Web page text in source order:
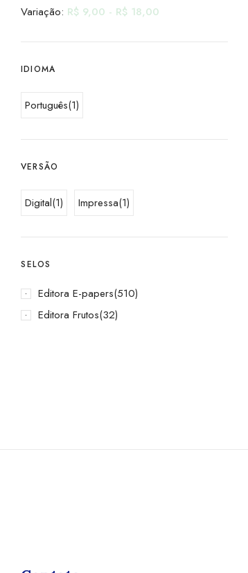
Variação: R$ 9,00 - R$ 18,00
IDIOMA
Português(1)
VERSÃO
Digital(1) Impressa(1)
SELOS
Editora E-papers(510)
Editora Frutos(32)